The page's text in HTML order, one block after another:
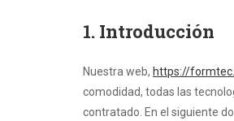
1. Introducción
Nuestra web, https://
comodidad, todas las
contratado. En el siguiente